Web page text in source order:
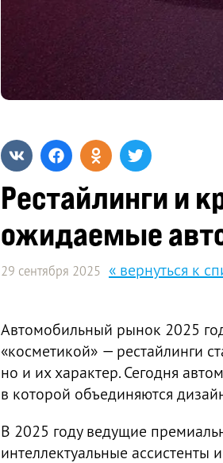
Рестайлинги и
ожидаемые
29 сентября 2025 « вернуться к
Автомобильный рынок 2025
«косметикой» — рестайлинги
но и их характер. Сегодня
в которой объединяются
В 2025 году ведущие
интеллектуальные